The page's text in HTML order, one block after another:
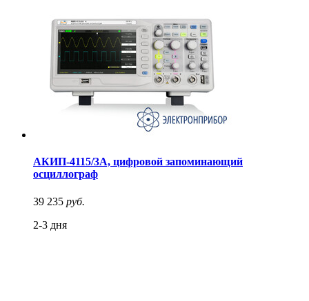
АКИП-4115/3А, цифровой запоминающий
осциллограф
39 235 руб.
2-3 дня